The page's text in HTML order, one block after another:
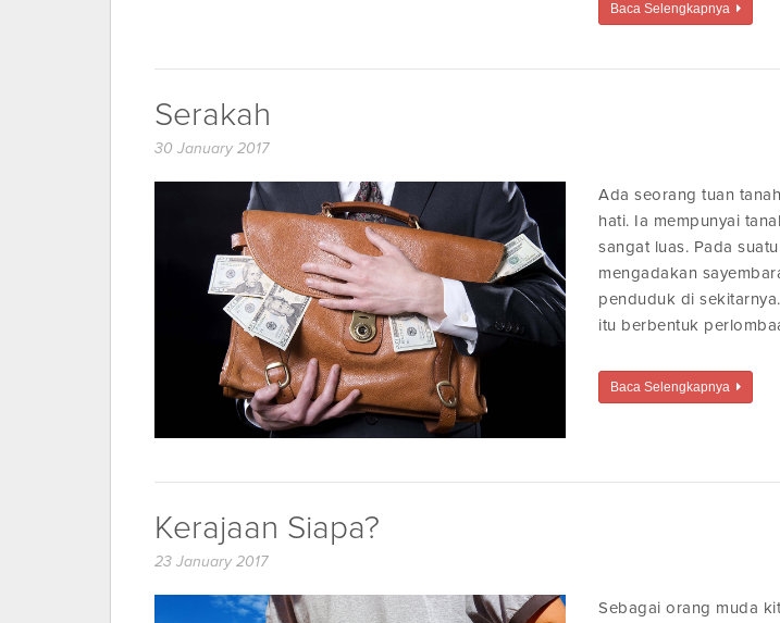
Baca Selengkapnya
Serakah
30 January 2017
Ada seorang tuan
hati. Ia mempunyai
sangat luas. Pada
mengadakan
penduduk di
itu berbentuk
Baca Selengkapnya
Kerajaan Siapa?
23 January 2017
Sebagai orang muda